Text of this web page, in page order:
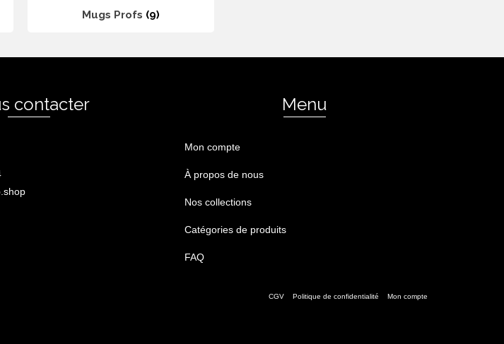
Mugs Profs (9)
contacter Menu
Mon compte
À propos de nous
Nos collections
Catégories de produits
FAQ
CGV Politique de confidentialité Mon compte